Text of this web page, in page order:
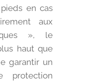
en cas
aux
», le
haut que
garantir un
protection